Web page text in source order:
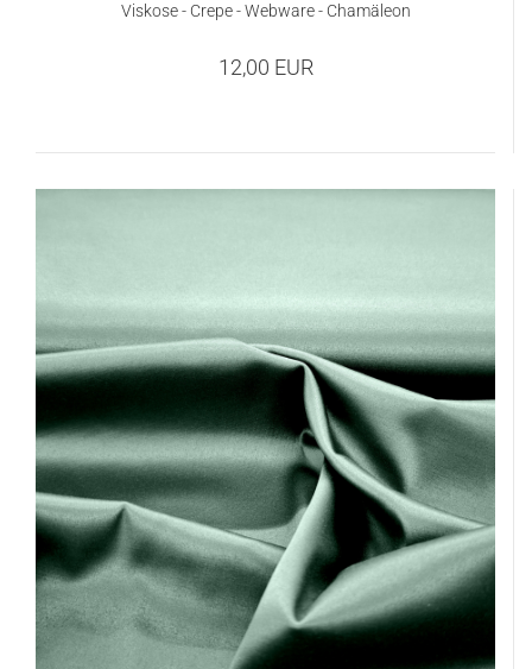
Viskose - Crepe - Webware - Chamäleon
12,00 EUR